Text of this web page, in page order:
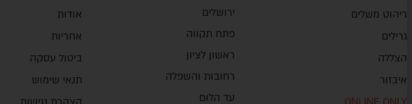
ריהוט משלים
גרילים
הצללה
איבזור
ירושלים
פתח תקווה
ראשון לציון
רחובות והשפלה
עד הלום
אודות
אחריות
ביטול עסקה
תנאי שימוש